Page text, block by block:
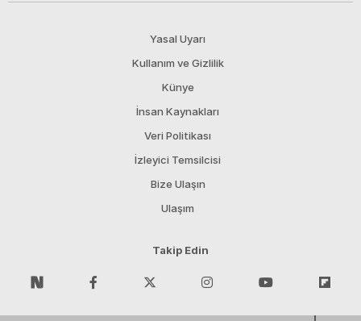
Yasal Uyarı
Kullanım ve Gizlilik
Künye
İnsan Kaynakları
Veri Politikası
İzleyici Temsilcisi
Bize Ulaşın
Ulaşım
Takip Edin